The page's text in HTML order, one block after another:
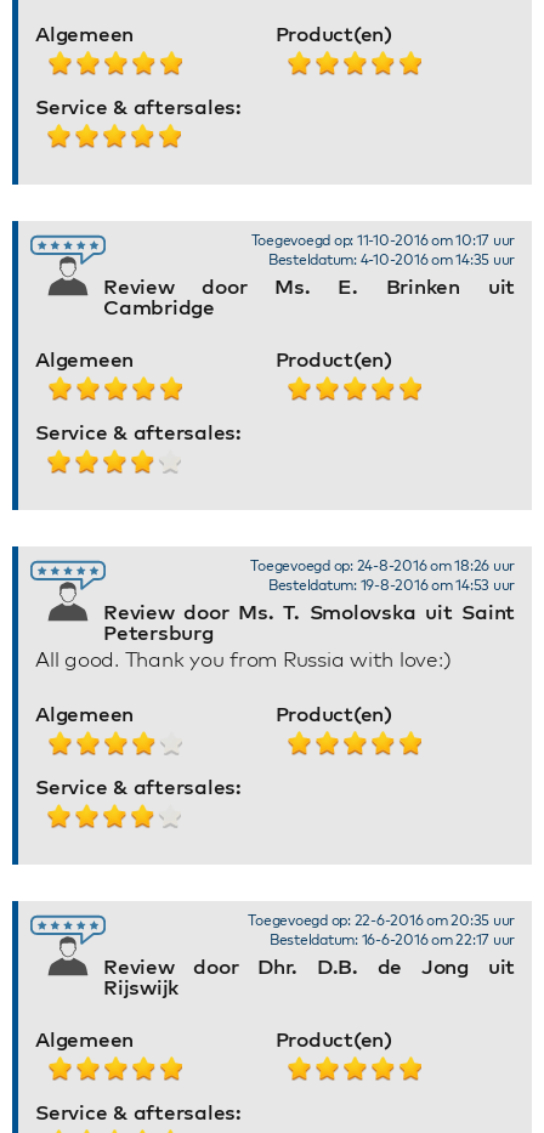
Algemeen Product(en)
Service & aftersales:
Review door Ms. E. Brinken uit
Cambridge
Toegevoegd op: 11-10-2016 om 10:17 uur
Besteldatum: 4-10-2016 om 14:35 uur
Algemeen Product(en)
Service & aftersales:
Review door Ms. T. Smolovska uit Saint
Petersburg
Toegevoegd op: 24-8-2016 om 18:26 uur
Besteldatum: 19-8-2016 om 14:53 uur
All good. Thank you from Russia with love:)
Algemeen Product(en)
Service & aftersales:
Review door Dhr. D.B. de Jong uit
Rijswijk
Toegevoegd op: 22-6-2016 om 20:35 uur
Besteldatum: 16-6-2016 om 22:17 uur
Algemeen Product(en)
Service & aftersales: